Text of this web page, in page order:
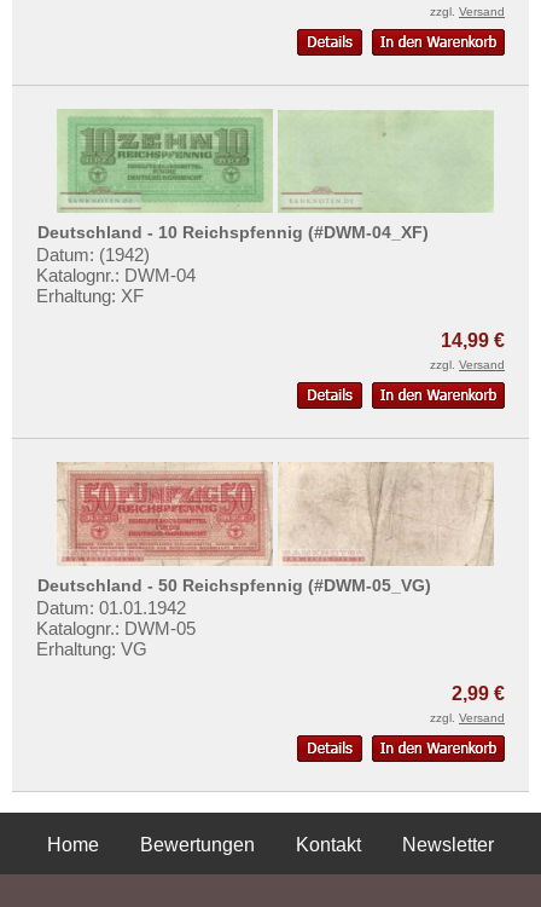
zzgl. Versand
Deutschland - 10 Reichspfennig (#DWM-04_XF)
Datum: (1942)
Katalognr.: DWM-04
Erhaltung: XF
14,99 €
zzgl. Versand
Deutschland - 50 Reichspfennig (#DWM-05_VG)
Datum: 01.01.1942
Katalognr.: DWM-05
Erhaltung: VG
2,99 €
zzgl. Versand
Home Bewertungen Kontakt
Newsletter